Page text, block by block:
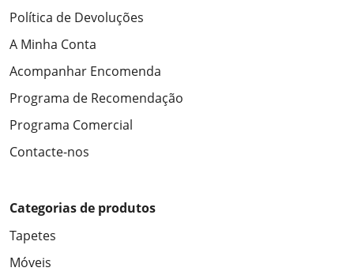
Política de Devoluções
A Minha Conta
Acompanhar Encomenda
Programa de Recomendação
Programa Comercial
Contacte-nos
Categorias de produtos
Tapetes
Móveis